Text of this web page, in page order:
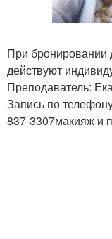
При бронировании
действуют
Преподаватель:
Запись по
837-3307макияж и